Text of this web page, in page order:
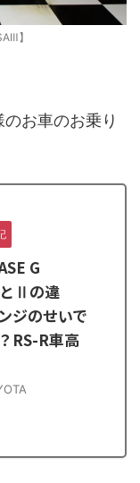
】
お車のお乗り
G
Ⅱの違
ジのせいで
RS-R車高